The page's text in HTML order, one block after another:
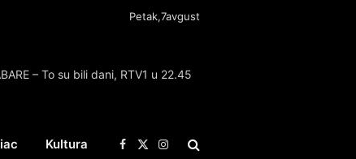
Petak,7avgust
– To su bili dani, RTV1 u 22.45
Kultura Facebook
X
Instagram